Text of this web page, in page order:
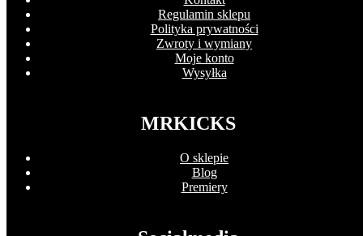
Regulamin sklepu
Polityka prywatności
Zwroty i wymiany
Moje konto
Wysyłka
MRKICKS
O sklepie
Blog
Premiery